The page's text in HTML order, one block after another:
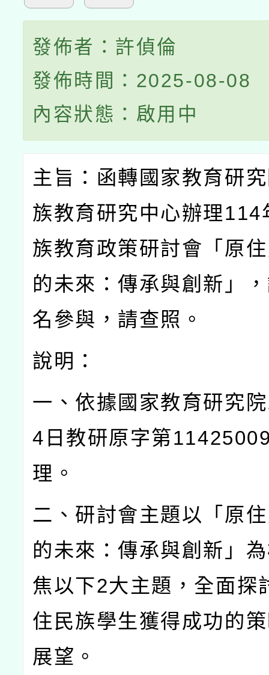
發佈者：許偵倫
發佈時間：2025-08-08
內容狀態：啟用中
主旨：函轉國家教育研
族教育研究中心辦理114
族教育政策研討會「原
的未來：傳承與創新」
名參與，請查照。
說明：
一、依據國家教育研究院
4 日教研原字第
理。
二、研討會主題以「原
的未來：傳承與創新」
焦以下2大主題，全面探
住民族學生獲得成功的
展望。